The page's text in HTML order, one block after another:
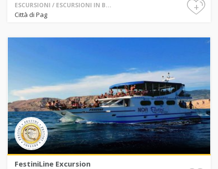
ESCURSIONI / ESCURSIONI IN B...
Città di Pag
+
FestiniLine Excursion